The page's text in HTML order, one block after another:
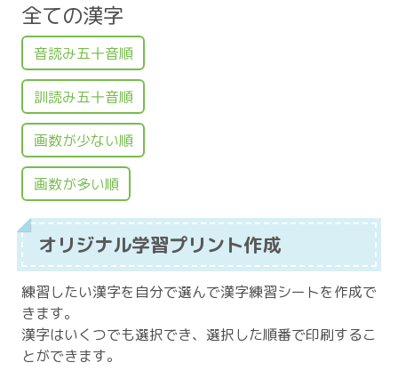
全ての漢字
音読み五十音順
訓読み五十音順
画数が少ない順
画数が多い順
オリジナル学習プリント作成
練習したい漢字を自分で選んで漢字練習シートを作成で
きます。
漢字はいくつでも選択でき、選択した順番で印刷するこ
とができます。